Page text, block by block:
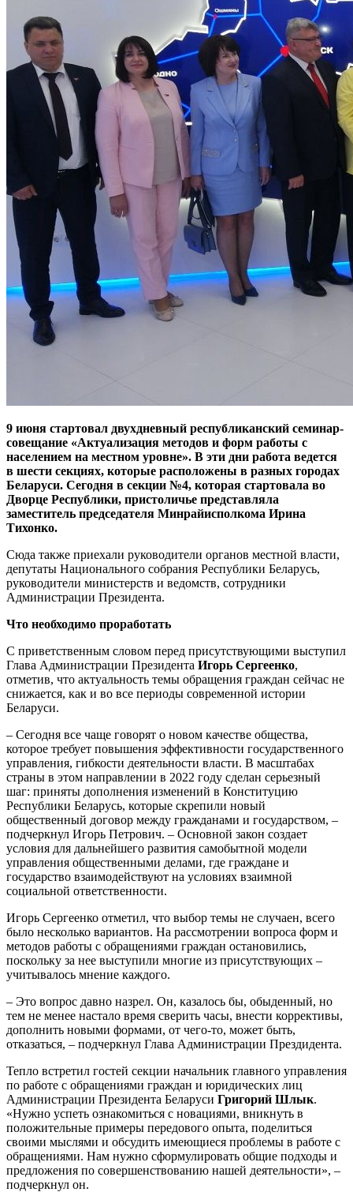
9 июня стартовал двухдневный республиканский семинар-
совещание «Актуализация методов и форм работы с
населением на местном уровне». В эти дни работа ведется
в шести секциях, которые расположены в разных городах
Беларуси. Сегодня в секции №4, которая стартовала во
Дворце Республики, пристоличье представляла
заместитель председателя Минрайисполкома Ирина
Тихонко.
Сюда также приехали руководители органов местной власти,
депутаты Национального собрания Республики Беларусь,
руководители министерств и ведомств, сотрудники
Администрации Президента.
Что необходимо проработать
С приветственным словом перед присутствующими выступил
Глава Администрации Президента Игорь Сергеенко,
отметив, что актуальность темы обращения граждан сейчас не
снижается, как и во все периоды современной истории
Беларуси.
– Сегодня все чаще говорят о новом качестве общества,
которое требует повышения эффективности государственного
управления, гибкости деятельности власти. В масштабах
страны в этом направлении в 2022 году сделан серьезный
шаг: приняты дополнения изменений в Конституцию
Республики Беларусь, которые скрепили новый
общественный договор между гражданами и государством, –
подчеркнул Игорь Петрович. – Основной закон создает
условия для дальнейшего развития самобытной модели
управления общественными делами, где граждане и
государство взаимодействуют на условиях взаимной
социальной ответственности.
Игорь Сергеенко отметил, что выбор темы не случаен, всего
было несколько вариантов. На рассмотрении вопроса форм и
методов работы с обращениями граждан остановились,
поскольку за нее выступили многие из присутствующих –
учитывалось мнение каждого.
– Это вопрос давно назрел. Он, казалось бы, обыденный, но
тем не менее настало время сверить часы, внести коррективы,
дополнить новыми формами, от чего-то, может быть,
отказаться, – подчеркнул Глава Администрации Прездидента.
Тепло встретил гостей секции начальник главного управления
по работе с обращениями граждан и юридических лиц
Администрации Президента Беларуси Григорий Шлык.
«Нужно успеть ознакомиться с новациями, вникнуть в
положительные примеры передового опыта, поделиться
своими мыслями и обсудить имеющиеся проблемы в работе с
обращениями. Нам нужно сформулировать общие подходы и
предложения по совершенствованию нашей деятельности», –
подчеркнул он.